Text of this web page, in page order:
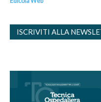
ISCRIVITI ALLA